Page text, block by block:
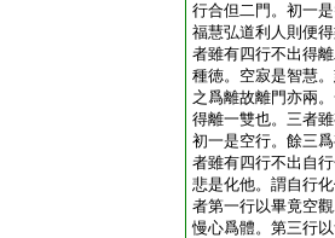
行合但二門。初一
福慧弘道利人則便
者雖有四行不出得
種徳。空寂是智慧
之爲離故離門亦兩
得離一雙也。三者
初一是空行。餘三
者雖有四行不出自
悲是化他。謂自行
者第一行以畢竟空
慢心爲體。第三行